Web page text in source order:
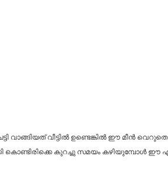
വാങ്ങിയത് വീട്ടിൽ ഉണ്ടെങ്കിൽ ഈ മീൻ
കൊണ്ടിരിക്കെ കുറച്ചു സമയം കഴിയുമ്പോൾ ഈ